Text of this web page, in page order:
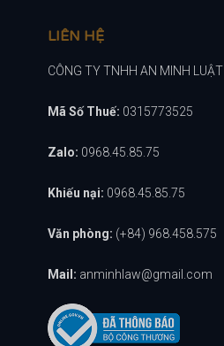
LIÊN HỆ
CÔNG TY TNHH AN MINH LUẬT
Mã Số Thuế: 0315773525
Zalo: 0968.45.85.75
Khiếu nại: 0968.45.85.75
Văn phòng: (+84) 968.458.575
Mail: anminhlaw@gmail.com